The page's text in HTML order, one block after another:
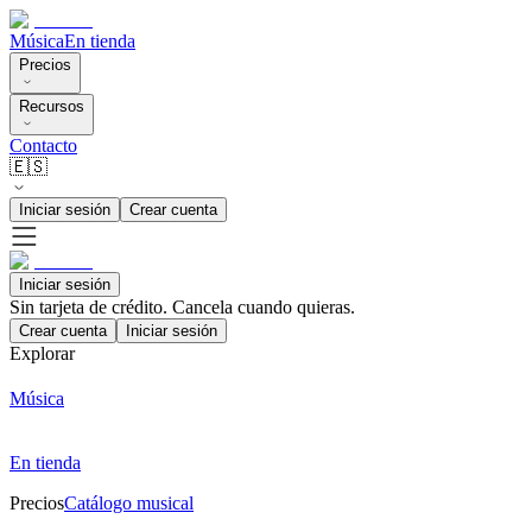
MúsicaEn tienda
Precios
Recursos
Contacto
🇪🇸
Iniciar sesión Crear cuenta
Iniciar sesión
Sin tarjeta de crédito. Cancela cuando quieras.
Crear cuenta Iniciar sesión
Explorar
Música
En tienda
PreciosCatálogo musical